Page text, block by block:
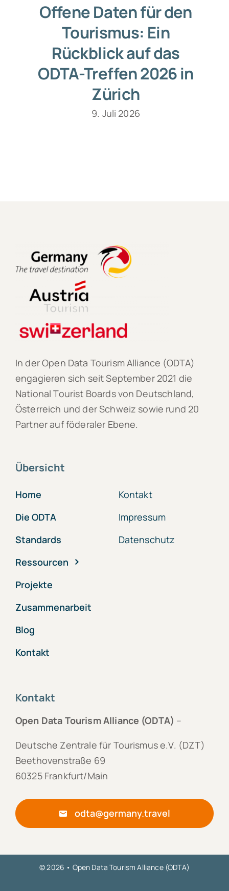
Offene Daten für den
Tourismus: Ein
Rückblick auf das
ODTA-Treffen 2026 in
Zürich
9. Juli 2026
In der Open Data Tourism Alliance (ODTA)
engagieren sich seit September 2021 die
National Tourist Boards von Deutschland,
Österreich und der Schweiz sowie rund 20
Partner auf föderaler Ebene.
Übersicht
Home
Die ODTA
Standards
Ressourcen
Projekte
Zusammenarbeit
Blog
Kontakt
Kontakt
Impressum
Datenschutz
Kontakt
Open Data Tourism Alliance (ODTA) –
Deutsche Zentrale für Tourismus e.V. (DZT)
Beethovenstraße 69
60325 Frankfurt/Main
odta@germany.travel
© 2026 • Open Data Tourism Alliance (ODTA)